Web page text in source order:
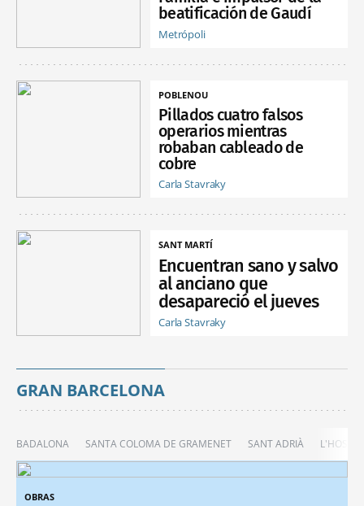
beatificación de Gaudí
Metrópoli
POBLENOU
Pillados cuatro falsos
operarios mientras
robaban cableado de
cobre
Carla Stavraky
SANT MARTÍ
Encuentran sano y salvo
al anciano que
desapareció el jueves
Carla Stavraky
GRAN BARCELONA
BADALONA SANTA COLOMA DE GRAMENET SANT ADRIÀ
OBRAS